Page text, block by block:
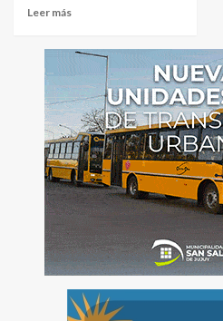
Leer más